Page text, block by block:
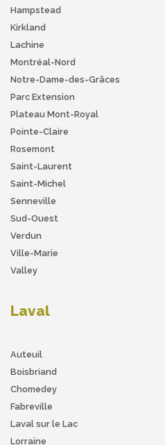
Hampstead
Kirkland
Lachine
Montréal-Nord
Notre-Dame-des-Grâces
Parc Extension
Plateau Mont-Royal
Pointe-Claire
Rosemont
Saint-Laurent
Saint-Michel
Senneville
Sud-Ouest
Verdun
Ville-Marie
Valley
Laval
Auteuil
Boisbriand
Chomedey
Fabreville
Laval sur le Lac
Lorraine